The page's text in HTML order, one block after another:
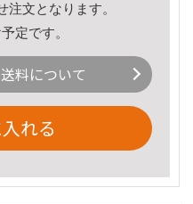
注文となります。
定です。
料について
れる